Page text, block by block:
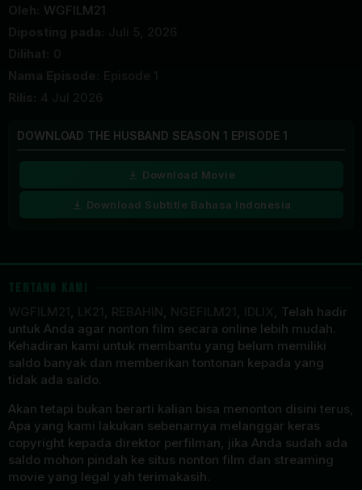
WGFILM21
DOWNLOAD THE HUSBAND SEASON 1 EPISODE 1
Download Movie
Download Subtitle Bahasa Indonesia
, , , ,
, Telah hadir
untuk Anda agar nonton film secara online lebih mudah.
Kehadiran kami untuk membantu yang belum memiliki
saldo banyak dan memberikan tontonan kepada yang
tidak ada saldo.
Akan tetapi bukan berarti kalian bisa menonton disini terus,
Apa yang kami lakukan sebenarnya melanggar keras
copyright kepada direktor perfilman, jika Anda sudah ada
saldo mohon pindah ke situs nonton film dan streaming
movie yang legal yah terimakasih.